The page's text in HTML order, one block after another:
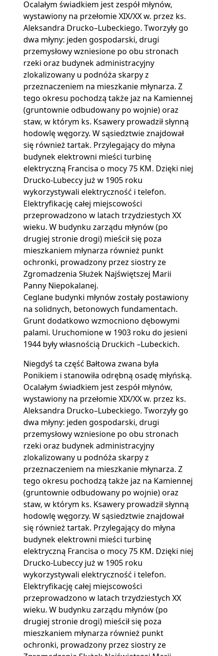
Ocalałym świadkiem jest zespół młynów,
wystawiony na przełomie XIX/XX w. przez ks.
Aleksandra Drucko–Lubeckiego. Tworzyły go
dwa młyny: jeden gospodarski, drugi
przemysłowy wzniesione po obu stronach
rzeki oraz budynek administracyjny
zlokalizowany u podnóża skarpy z
przeznaczeniem na mieszkanie młynarza. Z
tego okresu pochodzą także jaz na Kamiennej
(gruntownie odbudowany po wojnie) oraz
staw, w którym ks. Ksawery prowadził słynną
hodowlę węgorzy. W sąsiedztwie znajdował
się również tartak. Przylegający do młyna
budynek elektrowni mieści turbinę
elektryczną Francisa o mocy 75 KM. Dzięki niej
Drucko-Lubeccy już w 1905 roku
wykorzystywali elektryczność i telefon.
Elektryfikację całej miejscowości
przeprowadzono w latach trzydziestych XX
wieku. W budynku zarządu młynów (po
drugiej stronie drogi) mieścił się poza
mieszkaniem młynarza również punkt
ochronki, prowadzony przez siostry ze
Zgromadzenia Służek Najświętszej Marii
Panny Niepokalanej.
Ceglane budynki młynów zostały postawiony
na solidnych, betonowych fundamentach.
Grunt dodatkowo wzmocniono dębowymi
palami. Uruchomione w 1903 roku do jesieni
1944 były własnością Druckich –Lubeckich.
Niegdyś ta część Bałtowa zwana była
Ponikiem i stanowiła odrębną osadę młyńską.
Ocalałym świadkiem jest zespół młynów,
wystawiony na przełomie XIX/XX w. przez ks.
Aleksandra Drucko–Lubeckiego. Tworzyły go
dwa młyny: jeden gospodarski, drugi
przemysłowy wzniesione po obu stronach
rzeki oraz budynek administracyjny
zlokalizowany u podnóża skarpy z
przeznaczeniem na mieszkanie młynarza. Z
tego okresu pochodzą także jaz na Kamiennej
(gruntownie odbudowany po wojnie) oraz
staw, w którym ks. Ksawery prowadził słynną
hodowlę węgorzy. W sąsiedztwie znajdował
się również tartak. Przylegający do młyna
budynek elektrowni mieści turbinę
elektryczną Francisa o mocy 75 KM. Dzięki niej
Drucko-Lubeccy już w 1905 roku
wykorzystywali elektryczność i telefon.
Elektryfikację całej miejscowości
przeprowadzono w latach trzydziestych XX
wieku. W budynku zarządu młynów (po
drugiej stronie drogi) mieścił się poza
mieszkaniem młynarza również punkt
ochronki, prowadzony przez siostry ze